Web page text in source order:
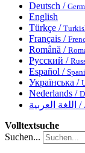
Deutsch /
English
Türkçe /
Français /
Română /
Русский /
Español /
Українська /
Nederlands /
اللغة العربية /
Volltextsuche
Suchen...